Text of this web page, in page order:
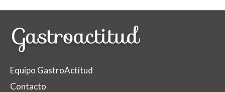
Equipo GastroActitud
Contacto